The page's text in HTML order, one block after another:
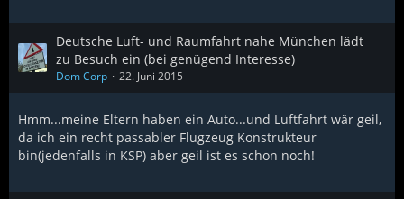
Deutsche Luft- und Raumfahrt nahe München lädt
zu Besuch ein (bei genügend Interesse)
Dom Corp 22. Juni 2015
Hmm...meine Eltern haben ein Auto...und Luftfahrt wär geil,
da ich ein recht passabler Flugzeug Konstrukteur
bin(jedenfalls in KSP) aber geil ist es schon noch!